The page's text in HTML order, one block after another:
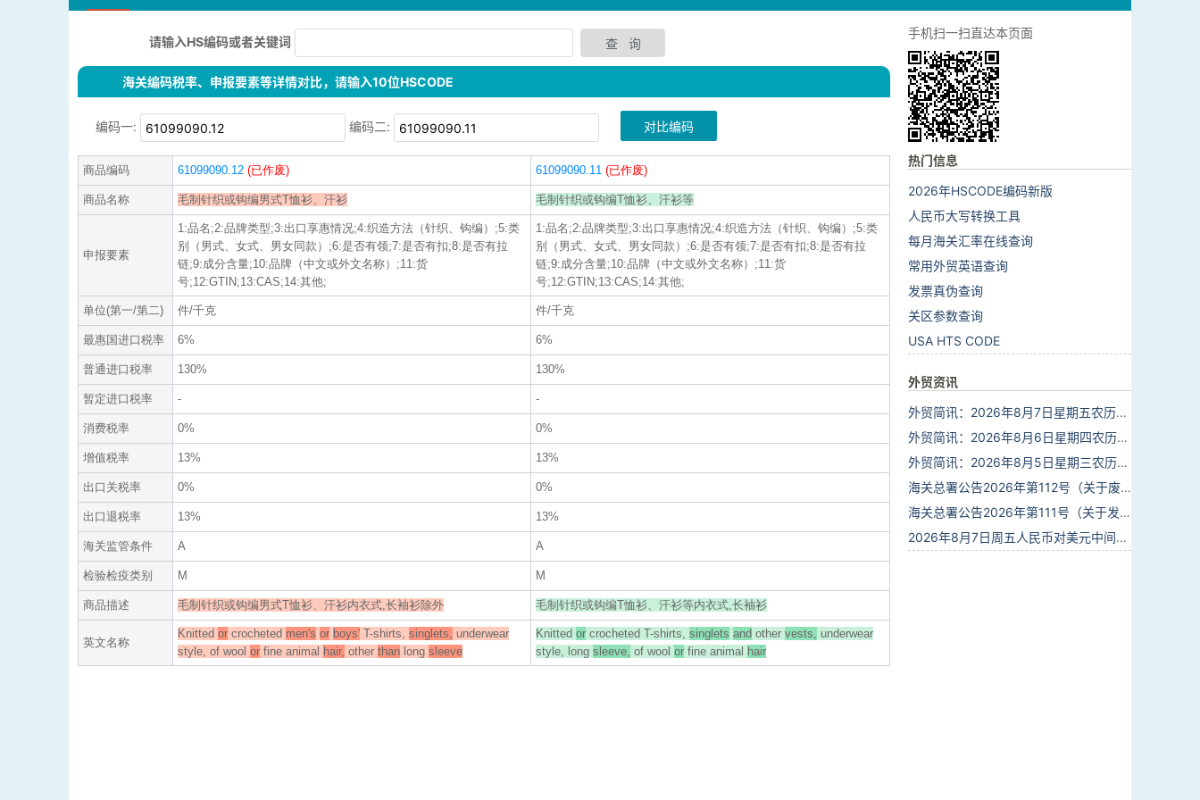
请输入HS编码或者关键词
海关编码税率、申报要素等详情对比，请输入10位HSCODE
编码一: 编码二: 对比编码
商品编码 61099090.12 (已作废) 61099090.11 (已作废)
商品名称 毛制针织或钩编男式T恤衫、汗衫 毛制针织或钩编T恤衫、汗衫等
申报要素
1:品名;2:品牌类型;3:出口享惠情况;4:织造方法（针织、钩编）;5:类
别（男式、女式、男女同款）;6:是否有领;7:是否有扣;8:是否有拉
链;9:成分含量;10:品牌（中文或外文名称）;11:货
号;12:GTIN;13:CAS;14:其他;
1:品名;2:品牌类型;3:出口享惠情况;4:织造方法（针织、钩编）;5:类
别（男式、女式、男女同款）;6:是否有领;7:是否有扣;8:是否有拉
链;9:成分含量;10:品牌（中文或外文名称）;11:货
号;12:GTIN;13:CAS;14:其他;
单位(第一/第二) 件/千克 件/千克
最惠国进口税率 6% 6%
普通进口税率 130% 130%
暂定进口税率 - -
消费税率 0% 0%
增值税率 13% 13%
出口关税率 0% 0%
出口退税率 13% 13%
海关监管条件 A A
检验检疫类别 M M
商品描述 毛制针织或钩编男式T恤衫、汗衫内衣式,长袖衫除外 毛制针织或钩编T恤衫、汗衫等内衣式,长袖衫
英文名称
Knitted or crocheted men's or boys' T-shirts, singlets, underwear
style, of wool or fine animal hair, other than long sleeve
Knitted or crocheted T-shirts, singlets and other vests, underwear
style, long sleeve, of wool or fine animal hair
手机扫一扫直达本页面
热门信息
2026年HSCODE编码新版
人民币大写转换工具
每月海关汇率在线查询
常用外贸英语查询
发票真伪查询
关区参数查询
USA HTS CODE
外贸资讯
外贸简讯：2026年8月7日星期五农历六月廿五
外贸简讯：2026年8月6日星期四农历六月廿四
外贸简讯：2026年8月5日星期三农历六月廿三
海关总署公告2026年第112号（关于废止部分卫生检疫类规范性文件的公告）
海关总署公告2026年第111号（关于发布《进出境动植物检疫处理监督管理工作规定》《进出境卫生处理监督管理工作规定》的公告）
2026年8月7日周五人民币对美元中间价报6.7904调贬9个基点